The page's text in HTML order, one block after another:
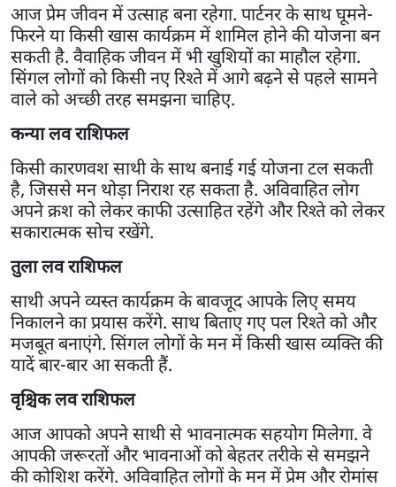
आज प्रेम जीवन में उत्साह बना रहेगा. पार्टनर के साथ घूमने-
फिरने या किसी खास कार्यक्रम में शामिल होने की योजना बन
सकती है. वैवाहिक जीवन में भी खुशियों का माहौल रहेगा.
सिंगल लोगों को किसी नए रिश्ते में आगे बढ़ने से पहले सामने
वाले को अच्छी तरह समझना चाहिए.
कन्या लव राशिफल
किसी कारणवश साथी के साथ बनाई गई योजना टल सकती
है, जिससे मन थोड़ा निराश रह सकता है. अविवाहित लोग
अपने क्रश को लेकर काफी उत्साहित रहेंगे और रिश्ते को लेकर
सकारात्मक सोच रखेंगे.
तुला लव राशिफल
साथी अपने व्यस्त कार्यक्रम के बावजूद आपके लिए समय
निकालने का प्रयास करेंगे. साथ बिताए गए पल रिश्ते को और
मजबूत बनाएंगे. सिंगल लोगों के मन में किसी खास व्यक्ति की
यादें बार-बार आ सकती हैं.
वृश्चिक लव राशिफल
आज आपको अपने साथी से भावनात्मक सहयोग मिलेगा. वे
आपकी जरूरतों और भावनाओं को बेहतर तरीके से समझने
की कोशिश करेंगे. अविवाहित लोगों के मन में प्रेम और रोमांस